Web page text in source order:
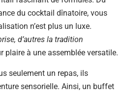
du cocktail dînatoire, vous
n’est plus un luxe.
d’autres la tradition
plaire à une assemblée versatile.
seulement un repas, ils
sensorielle. Ainsi, un buffet